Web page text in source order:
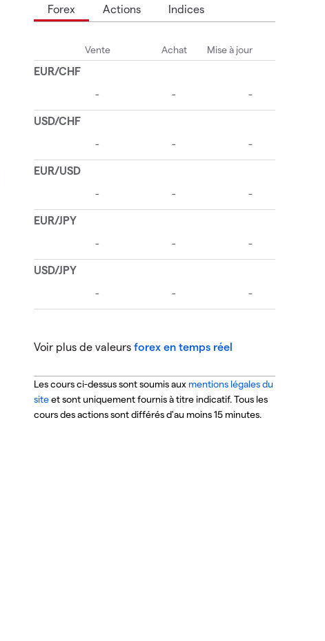
Forex Actions Indices
Voir plus de valeurs forex en temps réel
Les cours ci-dessus sont soumis aux mentions légales du
siteet sont uniquement fournis à titre indicatif.Tous les
cours des actions sont différés d'au moins 15 minutes.